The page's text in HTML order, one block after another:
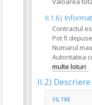
II.1.6)
Contractul
Pot fi
Numarul
Autoritatea
multe loturi
II.2) Descriere
FILTRE